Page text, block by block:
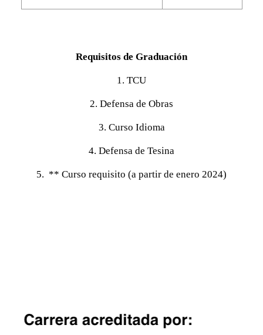
Requisitos de Graduación
1. TCU
2. Defensa de Obras
3. Curso Idioma
4. Defensa de Tesina
5. ** Curso requisito (a partir de enero 2024)